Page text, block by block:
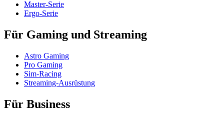
Master-Serie
Ergo-Serie
Für Gaming und Streaming
Astro Gaming
Pro Gaming
Sim-Racing
Streaming-Ausrüstung
Für Business